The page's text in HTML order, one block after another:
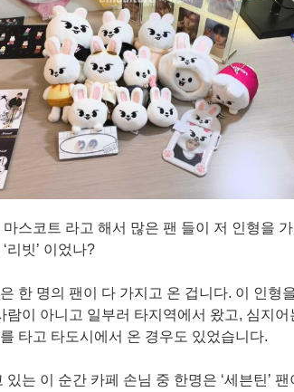
스코트 라고 해서 많은 팬 들이 저 인형을
리빗’ 이었나?
한 명의 팬이 다 가지고 온 겁니다. 이 인형
람이 아니고 일부러 타지역에서 왔고, 심지어
타고 타도시에서 온 경우도 있었습니다.
있는 이 순간 카페 손님 중 한명은 ‘세븐틴’ 팬